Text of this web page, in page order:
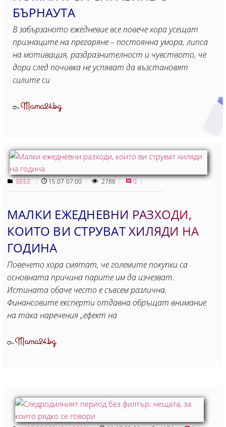
БЪРНАУТА
В забързаното ежедневие все повече хора усещат
признаците на прегаряне – постоянна умора, липса
на мотивация, раздразнителност и чувството, че
дори след почивка не успяват да възстановят
силите си
ОтMama24.bg
БЕБЕ 15.07 07:00 2788 0
МАЛКИ ЕЖЕДНЕВНИ РАЗХОДИ,
КОИТО ВИ СТРУВАТ ХИЛЯДИ НА
ГОДИНА
Повечето хора смятат, че големите покупки са
основната причина парите им да изчезват.
Истината обаче често е съвсем различна.
Финансовите експерти отдавна обръщат внимание
на така наречения „ефект на
ОтMama24.bg